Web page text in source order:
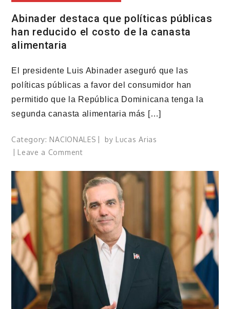
Abinader destaca que políticas públicas
han reducido el costo de la canasta
alimentaria
El presidente Luis Abinader aseguró que las
políticas públicas a favor del consumidor han
permitido que la República Dominicana tenga la
segunda canasta alimentaria más […]
Category: NACIONALES by Lucas Arias
Leave a Commenton
destaca
que
políticas
públicas
han
reducido
costo
canasta